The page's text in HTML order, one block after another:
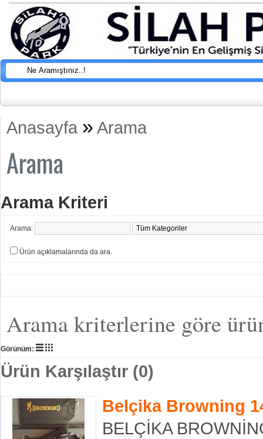
Anasayfa » Arama
Arama
Arama Kriteri
Arama:
Ürün açıklamalarında da ara.
Arama kriterlerine göre
Görünüm:
Ürün Karşılaştır (0)
Belçika Browning
BELÇİKA